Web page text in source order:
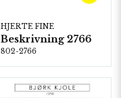
HJERTE FINE
Beskrivning 2766
802-2766